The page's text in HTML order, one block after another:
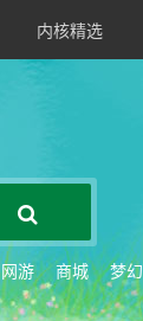
内核精选
网游 商城 梦幻